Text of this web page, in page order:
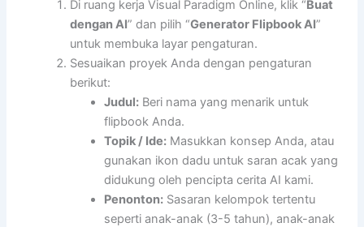
Di ruang kerja Visual Paradigm Online, klik “Buat
dengan AI” dan pilih “Generator Flipbook AI”
untuk membuka layar pengaturan.
Sesuaikan proyek Anda dengan pengaturan
berikut:
Judul: Beri nama yang menarik untuk
flipbook Anda.
Topik / Ide: Masukkan konsep Anda, atau
gunakan ikon dadu untuk saran acak yang
didukung oleh pencipta cerita AI kami.
Penonton: Sasaran kelompok tertentu
seperti anak-anak (3-5 tahun), anak-anak